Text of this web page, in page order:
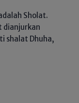
Sholat.
dianjurkan
shalat Dhuha,